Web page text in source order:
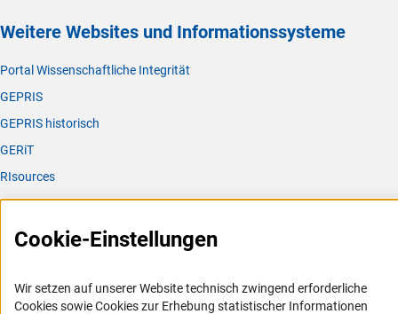
Weitere Websites und Informationssysteme
Portal Wissenschaftliche Integrität
GEPRIS
GEPRIS historisch
GERiT
RIsources
Service
Presse
Karriere
Cookie-Einstellungen
Wir setzen auf unserer Website technisch zwingend erforderliche
Cookies sowie Cookies zur Erhebung statistischer Informationen